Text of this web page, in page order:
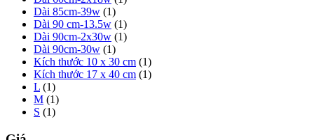
Dài 85cm-39w (1)
Dài 90 cm-13.5w (1)
Dài 90cm-2x30w (1)
Dài 90cm-30w (1)
Kích thước 10 x 30 cm (1)
Kích thước 17 x 40 cm (1)
L (1)
M (1)
S (1)